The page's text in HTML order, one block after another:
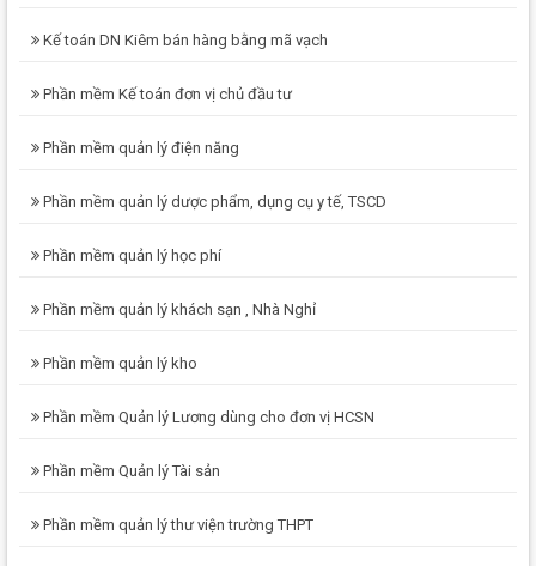
Kế toán DN Kiêm bán hàng bằng mã vạch
Phần mềm Kế toán đơn vị chủ đầu tư
Phần mềm quản lý điện năng
Phần mềm quản lý dược phẩm, dụng cụ y tế, TSCD
Phần mềm quản lý học phí
Phần mềm quản lý khách sạn , Nhà Nghỉ
Phần mềm quản lý kho
Phần mềm Quản lý Lương dùng cho đơn vị HCSN
Phần mềm Quản lý Tài sản
Phần mềm quản lý thư viện trường THPT